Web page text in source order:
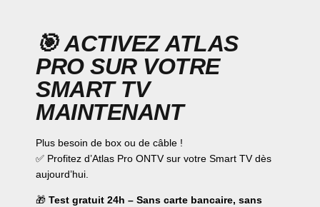
🎯ACTIVEZ ATLAS
PRO SUR VOTRE
SMART TV
MAINTENANT
Plus besoin de box ou de câble !
✅ Profitez d’Atlas Pro ONTV sur votre Smart TV dès
aujourd’hui.
🎁 Test gratuit 24h – Sans carte bancaire, sans